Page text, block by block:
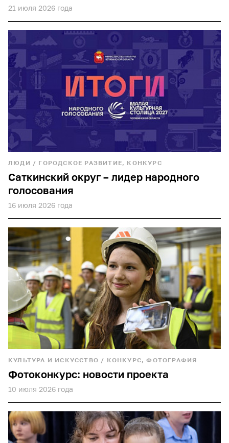
21 июля 2026 года
ЛЮДИ / ГОРОДСКОЕ РАЗВИТИЕ, КОНКУРС
Саткинский округ – лидер народного
голосования
16 июля 2026 года
КУЛЬТУРА И ИСКУССТВО / КОНКУРС, ФОТОГРАФИЯ
Фотоконкурс: новости проекта
10 июля 2026 года